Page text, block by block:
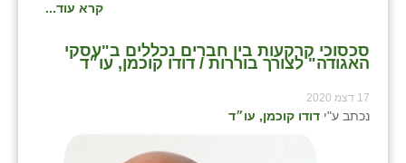
קרא עוד...
סכסוכי קרקעות בין חברים נכללים ב"עסקי
האגודה" לצורך בוררות / דודו קוכמן, עו״ד
17 דצמ 2020
נכתב ע"י דודו קוכמן, עו״ד
רמות השבים
שבי ציון